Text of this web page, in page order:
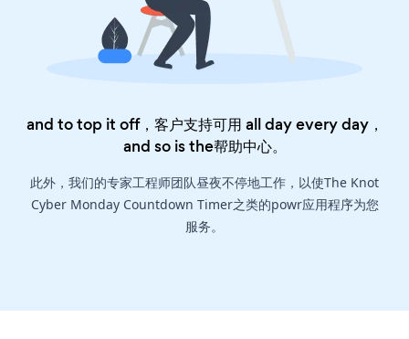
and to top it off，客户支持可用 all day every day，
and so is the帮助中心。
此外，我们的专家工程师团队昼夜不停地工作，以使The Knot
Cyber Monday Countdown Timer之类的powr应用程序为您
服务。